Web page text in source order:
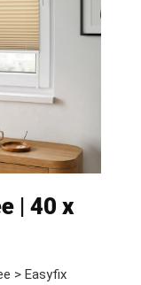
| 40 x
> Easyfix